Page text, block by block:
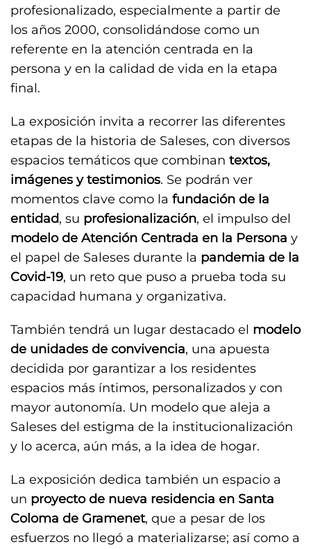
profesionalizado, especialmente a partir de
los años 2000, consolidándose como un
referente en la atención centrada en la
persona y en la calidad de vida en la etapa
final.
La exposición invita a recorrer las diferentes
etapas de la historia de Saleses, con diversos
espacios temáticos que combinan textos,
imágenes y testimonios. Se podrán ver
momentos clave como la fundación de la
entidad, su profesionalización, el impulso del
modelo de Atención Centrada en la Persona y
el papel de Saleses durante la pandemia de la
Covid-19, un reto que puso a prueba toda su
capacidad humana y organizativa.
También tendrá un lugar destacado el modelo
de unidades de convivencia, una apuesta
decidida por garantizar a los residentes
espacios más íntimos, personalizados y con
mayor autonomía. Un modelo que aleja a
Saleses del estigma de la institucionalización
y lo acerca, aún más, a la idea de hogar.
La exposición dedica también un espacio a
un proyecto de nueva residencia en Santa
Coloma de Gramenet, que a pesar de los
esfuerzos no llegó a materializarse; así como a